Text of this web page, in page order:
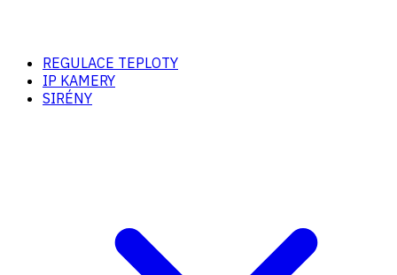
REGULACE TEPLOTY
IP KAMERY
SIRÉNY